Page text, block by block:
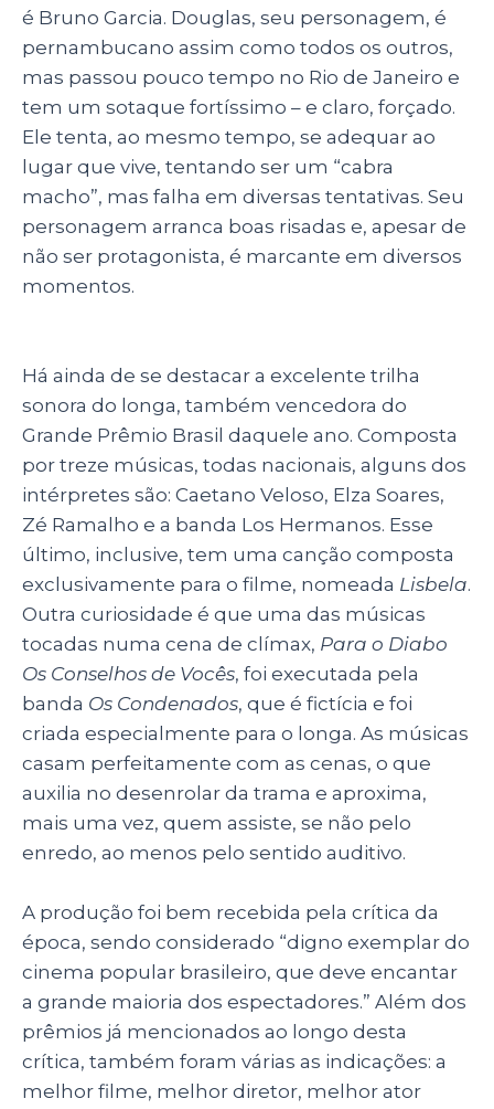
é Bruno Garcia. Douglas, seu personagem, é
pernambucano assim como todos os outros,
mas passou pouco tempo no Rio de Janeiro e
tem um sotaque fortíssimo – e claro, forçado.
Ele tenta, ao mesmo tempo, se adequar ao
lugar que vive, tentando ser um “cabra
macho”, mas falha em diversas tentativas. Seu
personagem arranca boas risadas e, apesar de
não ser protagonista, é marcante em diversos
momentos.
Há ainda de se destacar a excelente trilha
sonora do longa, também vencedora do
Grande Prêmio Brasil daquele ano. Composta
por treze músicas, todas nacionais, alguns dos
intérpretes são: Caetano Veloso, Elza Soares,
Zé Ramalho e a banda Los Hermanos. Esse
último, inclusive, tem uma canção composta
exclusivamente para o filme, nomeada Lisbela.
Outra curiosidade é que uma das músicas
tocadas numa cena de clímax, Para o Diabo
Os Conselhos de Vocês, foi executada pela
banda Os Condenados, que é fictícia e foi
criada especialmente para o longa. As músicas
casam perfeitamente com as cenas, o que
auxilia no desenrolar da trama e aproxima,
mais uma vez, quem assiste, se não pelo
enredo, ao menos pelo sentido auditivo.
A produção foi bem recebida pela crítica da
época, sendo considerado “digno exemplar do
cinema popular brasileiro, que deve encantar
a grande maioria dos espectadores.” Além dos
prêmios já mencionados ao longo desta
crítica, também foram várias as indicações: a
melhor filme, melhor diretor, melhor ator